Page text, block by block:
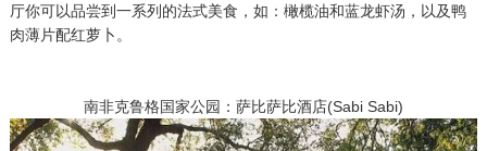
厅你可以品尝到一系列的法式美食，如：橄榄油和蓝龙虾汤，以及鸭
肉薄片配红萝卜。
南非克鲁格国家公园：萨比萨比酒店(Sabi Sabi)